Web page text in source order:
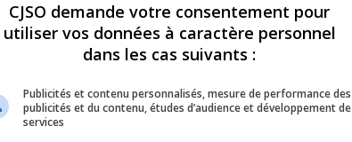
OPINION ÉMISSIONS CONCOURS
CJSO demande votre consentement pour
utiliser vos données à caractère personnel
dans les cas suivants :
Publicités et contenu personnalisés, mesure de performance des
publicités et du contenu, études d’audience et développement de
services